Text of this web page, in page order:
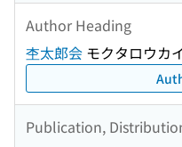
Author Heading
杢太郎会 モクタロウカ
Publication,